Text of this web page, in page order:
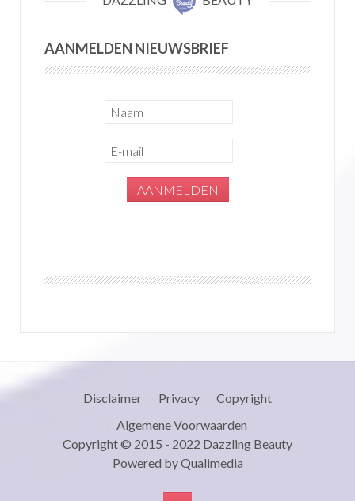
AANMELDEN NIEUWSBRIEF
Disclaimer Privacy
Copyright
Algemene Voorwaarden
Copyright © 2015 - 2022 Dazzling Beauty
Powered byQualimedia